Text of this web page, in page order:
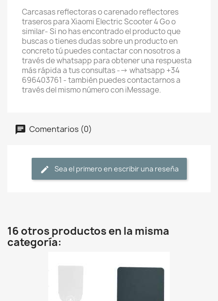
Carcasas reflectoras o carenado reflectores
traseros para Xiaomi Electric Scooter 4 Go o
similar- Si no has encontrado el producto que
buscas o tienes dudas sobre un producto en
concreto tú puedes contactar con nosotros a
través de whatsapp para obtener una respuesta
más rápida a tus consultas --> whatsapp +34
696403761 - también puedes contactarnos a
través del mismo número con iMessage.
Comentarios (0)
Sea el primero en escribir una reseña
16 otros productos en la misma
categoría: